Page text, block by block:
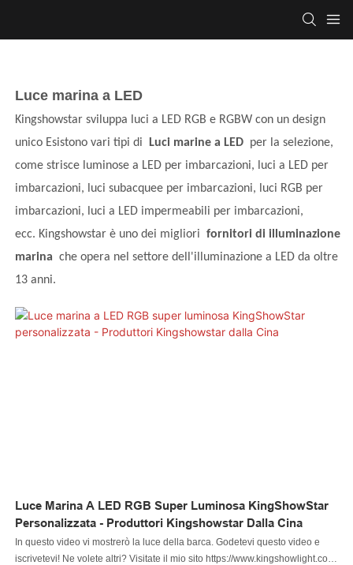
Luce marina a LED
Kingshowstar sviluppa luci a LED RGB e RGBW con un design
unico Esistono vari tipi di
Luci marine a LED per la selezione,
come strisce luminose a LED per imbarcazioni, luci a LED per
imbarcazioni, luci subacquee per imbarcazioni, luci RGB per
imbarcazioni, luci a LED impermeabili per imbarcazioni,
ecc. Kingshowstar è uno dei migliori fornitori di illuminazione
marina che opera nel settore dell'illuminazione a LED da oltre
13 anni.
Luce Marina A LED RGB Super Luminosa KingShowStar
Personalizzata - Produttori Kingshowstar Dalla Cina
In questo video vi mostrerò la luce della barca. Godetevi questo video e
iscrivetevi! Ne volete altri? Visitate il mio sito https://www.kingshowlight.com.